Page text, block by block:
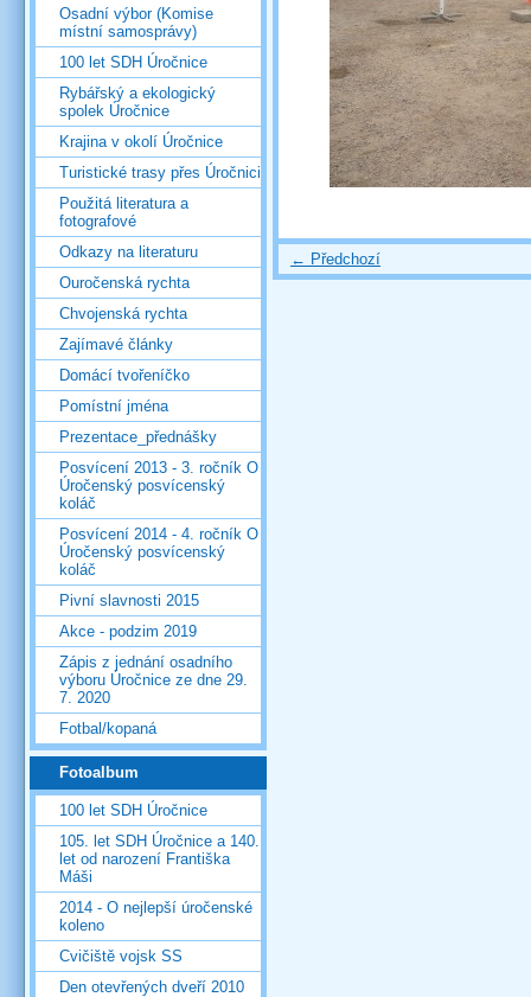
← Předchozí
Osadní výbor (Komise
místní samosprávy)
100 let SDH Úročnice
Rybářský a ekologický
spolek Úročnice
Krajina v okolí Úročnice
Turistické trasy přes Úročnici
Použitá literatura a
fotografové
Odkazy na literaturu
Ouročenská rychta
Chvojenská rychta
Zajímavé články
Domácí tvořeníčko
Pomístní jména
Prezentace_přednášky
Posvícení 2013 - 3. ročník O
Úročenský posvícenský
koláč
Posvícení 2014 - 4. ročník O
Úročenský posvícenský
koláč
Pivní slavnosti 2015
Akce - podzim 2019
Zápis z jednání osadního
výboru Úročnice ze dne 29.
7. 2020
Fotbal/kopaná
Fotoalbum
100 let SDH Úročnice
105. let SDH Úročnice a 140.
let od narození Františka
Máši
2014 - O nejlepší úročenské
koleno
Cvičiště vojsk SS
Den otevřených dveří 2010